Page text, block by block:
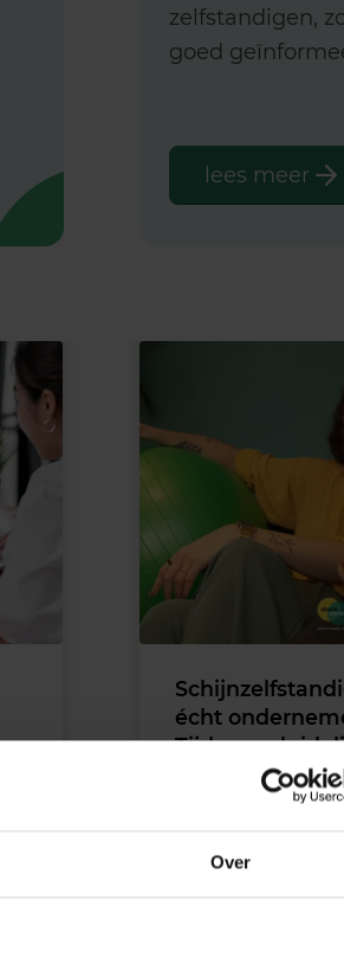
Over
zelfstandigen,
goed
lees meer
écht
Tijd voor
15 mei 2025
Twijfel je over je